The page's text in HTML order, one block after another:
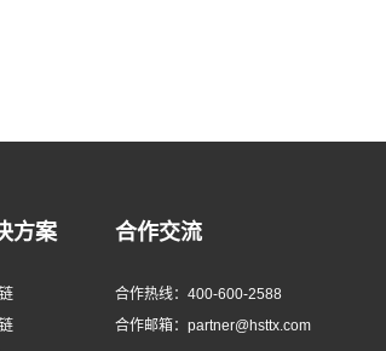
方案 合作交流
合作热线：400-600-2588
合作邮箱：partner@hsttx.com